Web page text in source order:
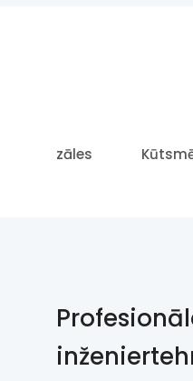
zāles